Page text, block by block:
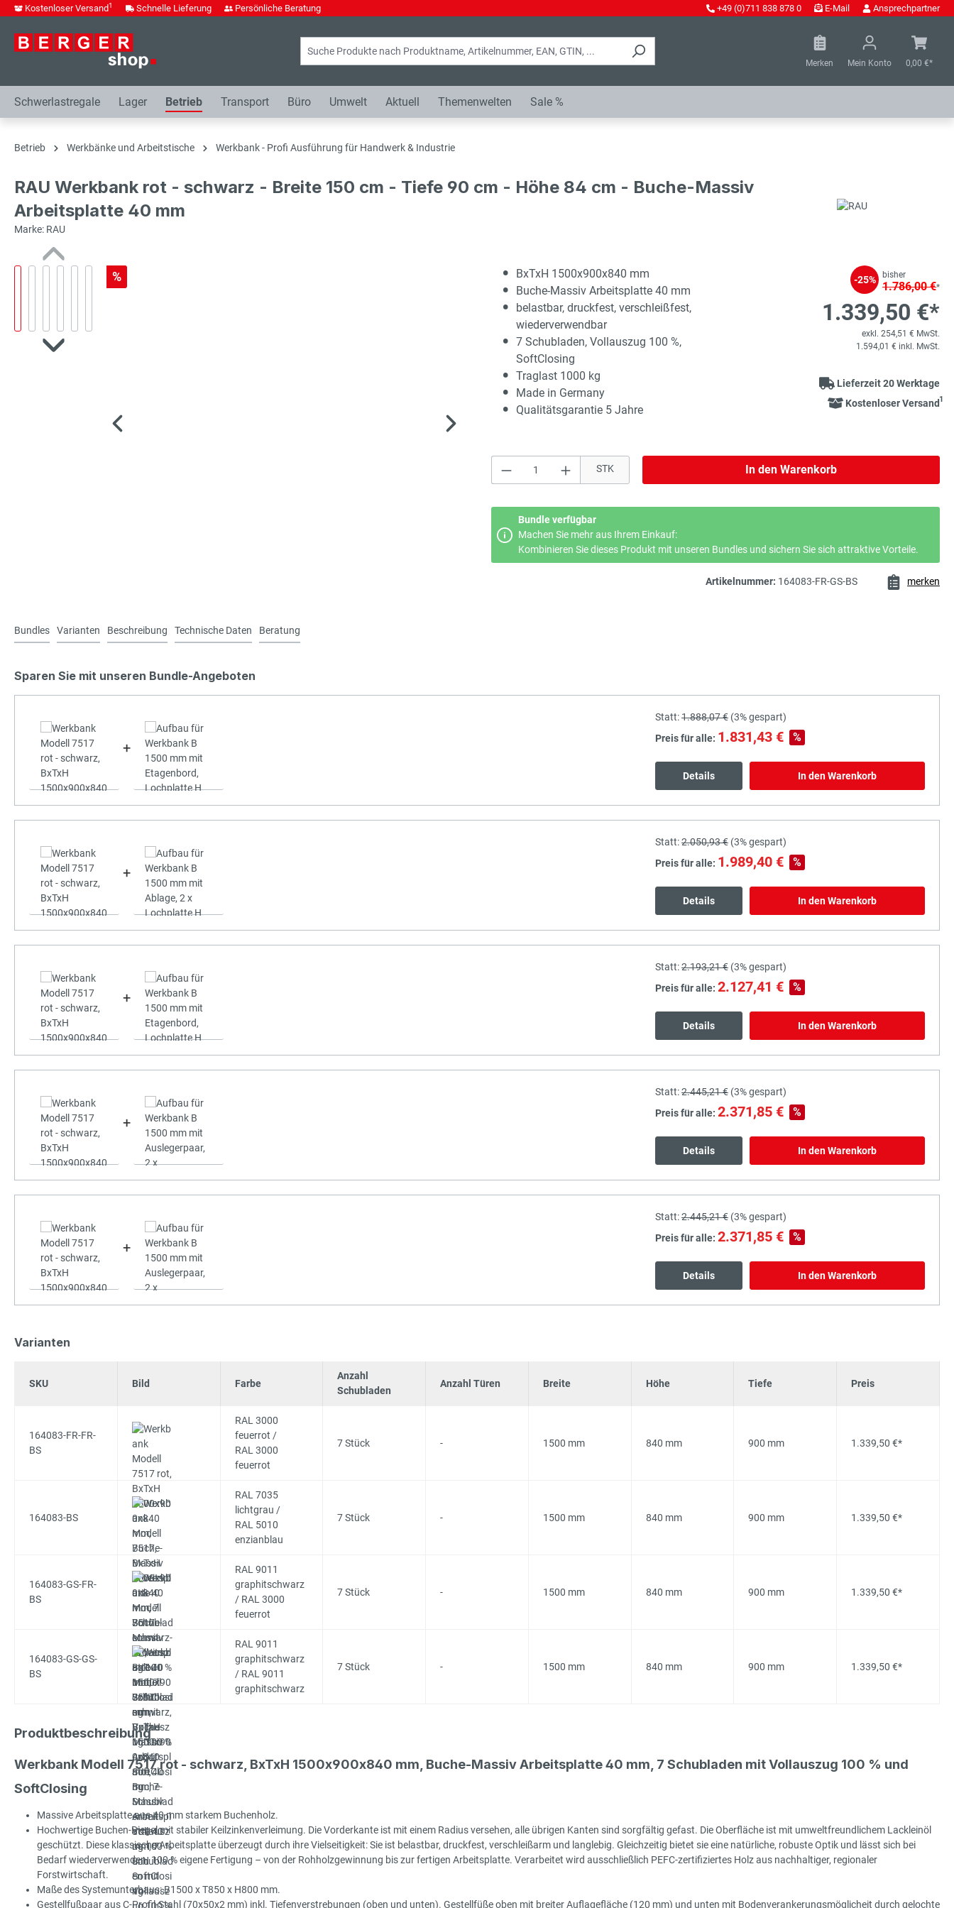
Zur Hauptnavigation springen
Kostenloser Versand1 Schnelle Lieferung Persönliche Beratung +49 (0)711 838 878 0 E-Mail Ansprechpartner
Merken Mein Konto 0,00 €*
Schwerlastregale Lager Betrieb Transport Büro Umwelt Aktuell Themenwelten Sale %
Betrieb Werkbänke und Arbeitstische Werkbank - Profi Ausführung für Handwerk & Industrie
RAU Werkbank rot - schwarz - Breite 150 cm - Tiefe 90 cm - Höhe 84 cm - Buche-Massiv
Arbeitsplatte 40 mm
Marke: RAU
%
BxTxH 1500x900x840 mm
Buche-Massiv Arbeitsplatte 40 mm
belastbar, druckfest, verschleißfest,
wiederverwendbar
7 Schubladen, Vollauszug 100 %,
SoftClosing
Traglast 1000 kg
Made in Germany
Qualitätsgarantie 5 Jahre
-25% bisher
1.786,00 €*
1.339,50 €*
exkl. 254,51 € MwSt.
1.594,01 € inkl. MwSt.
Lieferzeit 20 Werktage
Kostenloser Versand1
Produkt Anzahl: Gib den gewünschten Wert ein oder
STK In den Warenkorb
Bundle verfügbar
Machen Sie mehr aus Ihrem Einkauf:
Kombinieren Sie dieses Produkt mit unseren Bundles und sichern Sie sich attraktive Vorteile.
Artikelnummer: 164083-FR-GS-BS merken
Bundles Varianten Beschreibung Technische Daten Beratung
Sparen Sie mit unseren Bundle-Angeboten
+
Statt:1.888,07 € (3%gespart)
Preis für alle: 1.831,43 € %
Details In den Warenkorb
+
Statt:2.050,93 € (3%gespart)
Preis für alle: 1.989,40 € %
Details In den Warenkorb
+
Statt:2.193,21 € (3%gespart)
Preis für alle: 2.127,41 € %
Details In den Warenkorb
+
Statt:2.445,21 € (3%gespart)
Preis für alle: 2.371,85 € %
Details In den Warenkorb
+
Statt:2.445,21 € (3%gespart)
Preis für alle: 2.371,85 € %
Details In den Warenkorb
Varianten
SKU Bild Farbe
Anzahl
Schubladen
Anzahl Türen Breite Höhe Tiefe Preis
164083-FR-FR-
BS
RAL 3000
feuerrot /
RAL 3000
feuerrot
7 Stück - 1500 mm 840 mm 900 mm 1.339,50 €*
164083-BS
RAL 7035
lichtgrau /
RAL 5010
enzianblau
7 Stück - 1500 mm 840 mm 900 mm 1.339,50 €*
164083-GS-FR-
BS
RAL 9011
graphitschwarz
/ RAL 3000
feuerrot
7 Stück - 1500 mm 840 mm 900 mm 1.339,50 €*
164083-GS-GS-
BS
RAL 9011
graphitschwarz
/ RAL 9011
graphitschwarz
7 Stück - 1500 mm 840 mm 900 mm 1.339,50 €*
Produktbeschreibung
Werkbank Modell 7517 rot - schwarz, BxTxH 1500x900x840 mm, Buche-Massiv Arbeitsplatte 40 mm, 7 Schubladen mit Vollauszug 100 % und
SoftClosing
Massive Arbeitsplatte aus 40 mm starkem Buchenholz.
Hochwertige Buchen-Riegel mit stabiler Keilzinkenverleimung. Die Vorderkante ist mit einem Radius versehen, alle übrigen Kanten sind sorgfältig gefast. Die Oberfläche ist mit umweltfreundlichem Lackleinöl
geschützt. Diese klassische Arbeitsplatte überzeugt durch ihre Vielseitigkeit: Sie ist belastbar, druckfest, verschleißarm und langlebig. Gleichzeitig bietet sie eine natürliche, robuste Optik und lässt sich bei
Bedarf wiederverwenden. 100 % eigene Fertigung – von der Rohholzgewinnung bis zur fertigen Arbeitsplatte. Verarbeitet wird ausschließlich PEFC-zertifiziertes Holz aus nachhaltiger, regionaler
Forstwirtschaft.
Maße des Systemunterbaus: B1500 x T850 x H800 mm.
Gestellfußpaar aus C-Profil-Stahl (70x50x2 mm) inkl. Tiefenverstrebungen (oben und unten). Gestellfüße oben mit breiter Auflagefläche (120 mm) und unten mit Bodenverankerungsmöglicheit durch gelochte